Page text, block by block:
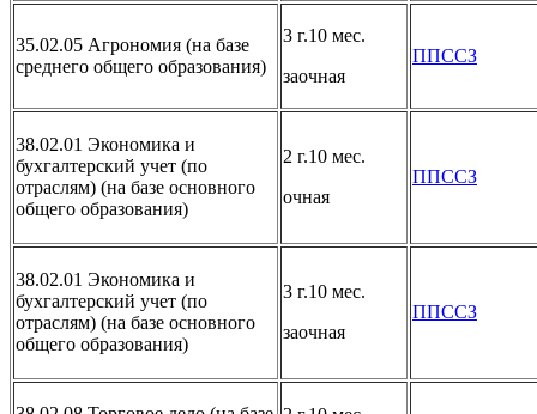
35.02.05 Агрономия (на базе
среднего общего образования)
3 г.10 мес.
заочная
ППССЗ
38.02.01 Экономика и
бухгалтерский учет (по
отраслям) (на базе основного
общего образования)
2 г.10 мес.
очная
ППССЗ
38.02.01 Экономика и
бухгалтерский учет (по
отраслям) (на базе основного
общего образования)
3 г.10 мес.
заочная
ППССЗ